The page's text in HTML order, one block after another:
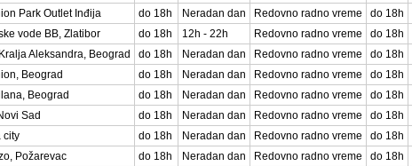
Park Outlet Inđija do 18h Neradan dan Redovno radno vreme do 18h
vode BB, Zlatibor do 18h 12h - 22h Redovno radno vreme do 18h
Aleksandra, Beograd do 18h Neradan dan Redovno radno vreme do 18h
Beograd do 18h Neradan dan Redovno radno vreme do 18h
Beograd do 18h Neradan dan Redovno radno vreme do 18h
Sad do 18h Neradan dan Redovno radno vreme do 18h
city do 18h Neradan dan Redovno radno vreme do 18h
Požarevac do 18h Neradan dan Redovno radno vreme do 18h